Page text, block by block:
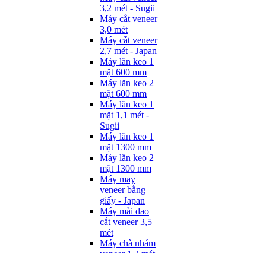
3,2 mét - Sugii
Máy cắt veneer
3,0 mét
Máy cắt veneer
2,7 mét - Japan
Máy lăn keo 1
mặt 600 mm
Máy lăn keo 2
mặt 600 mm
Máy lăn keo 1
mặt 1,1 mét -
Sugii
Máy lăn keo 1
mặt 1300 mm
Máy lăn keo 2
mặt 1300 mm
Máy may
veneer bằng
giấy - Japan
Máy mài dao
cắt veneer 3,5
mét
Máy chà nhám